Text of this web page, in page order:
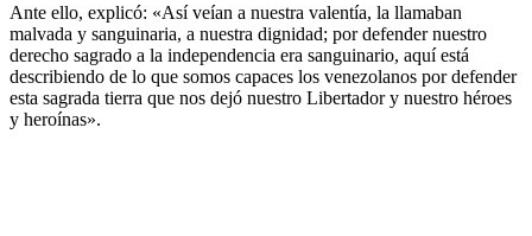
Ante ello, explicó: «Así veían a nuestra valentía, la llamaban
malvada y sanguinaria, a nuestra dignidad; por defender nuestro
derecho sagrado a la independencia era sanguinario, aquí está
describiendo de lo que somos capaces los venezolanos por defender
esta sagrada tierra que nos dejó nuestro Libertador y nuestro héroes
y heroínas».